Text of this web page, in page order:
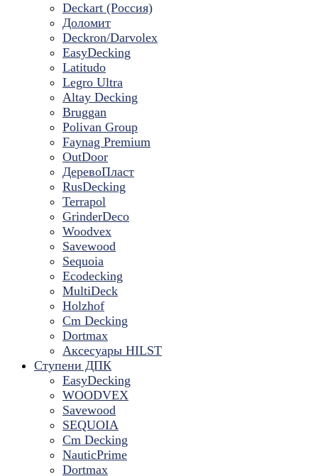
Deckart (Россия)
Доломит
Deckron/Darvolex
EasyDecking
Latitudo
Legro Ultra
Altay Decking
Bruggan
Polivan Group
Faynag Premium
OutDoor
ДеревоПласт
RusDecking
Terrapol
GrinderDeco
Woodvex
Savewood
Sequoia
Ecodecking
MultiDeck
Holzhof
Cm Decking
Dortmax
Аксесуары HILST
Ступени ДПК
EasyDecking
WOODVEX
Savewood
SEQUOIA
Cm Decking
NauticPrime
Dortmax